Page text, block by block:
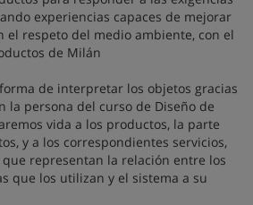
experiencias capaces de mejorar
el respeto del medio ambiente, con el
de Milán
de interpretar los objetos gracias
la persona del curso de Diseño de
vida a los productos, la parte
y a los correspondientes servicios,
representan la relación entre los
que los utilizan y el sistema a su